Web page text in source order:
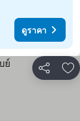
ดูราคา
แชร์ เ